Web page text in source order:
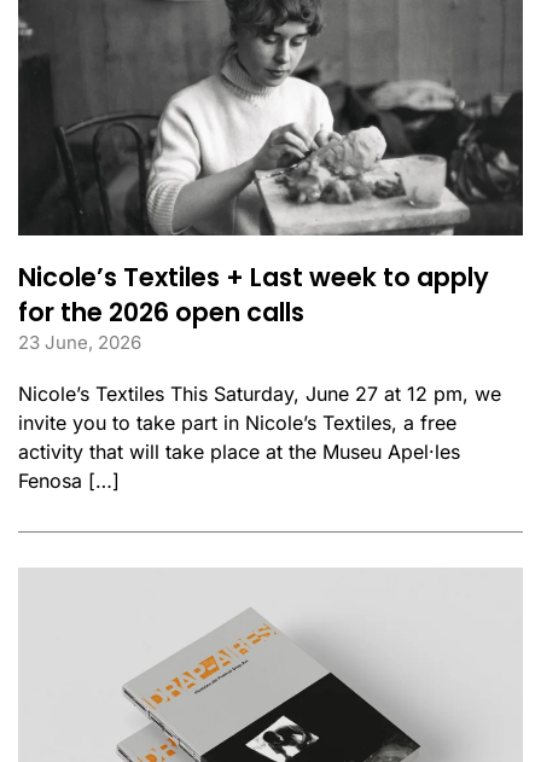
Nicole’s Textiles + Last week to apply
for the 2026 open calls
23 June, 2026
Nicole’s Textiles This Saturday, June 27 at 12 pm, we
invite you to take part in Nicole’s Textiles, a free
activity that will take place at the Museu Apel·les
Fenosa […]